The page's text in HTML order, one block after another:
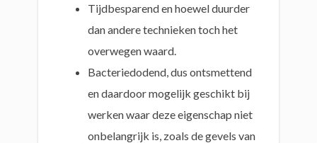
Tijdbesparend en hoewel duurder
dan andere technieken toch het
overwegen waard.
Bacteriedodend, dus ontsmettend
en daardoor mogelijk geschikt bij
werken waar deze eigenschap niet
onbelangrijk is, zoals de gevels van